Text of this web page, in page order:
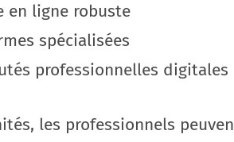
en ligne robuste
spécialisées
professionnelles digitales
les professionnels